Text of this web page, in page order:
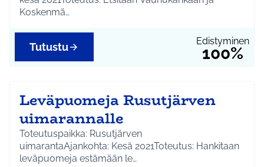
Koskenmä…
Edistyminen
100%
Tutustu
Leväpuomeja Rusutjärven
uimarannalle
Toteutuspaikka: Rusutjärven
uimarantaAjankohta: Kesä 2021Toteutus: Hankitaan
leväpuomeja estämään le…